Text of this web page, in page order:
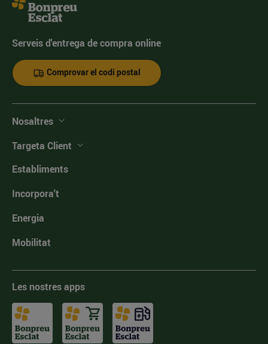
Serveis d'entrega de compra online
Comprovar el codi postal
Nosaltres
Targeta Client
Establiments
Incorpora't
Energia
Mobilitat
Les nostres apps